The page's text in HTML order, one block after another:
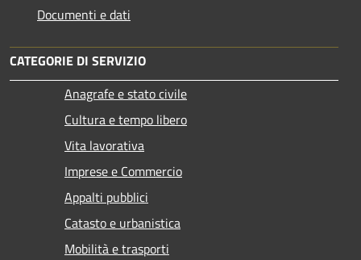
Documenti e dati
CATEGORIE DI SERVIZIO
Anagrafe e stato civile
Cultura e tempo libero
Vita lavorativa
Imprese e Commercio
Appalti pubblici
Catasto e urbanistica
Mobilità e trasporti